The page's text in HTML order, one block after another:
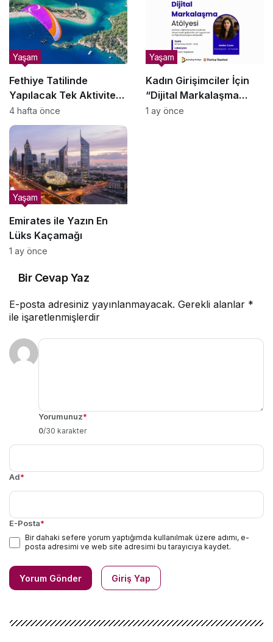
Fethiye Tatilinde
Yapılacak Tek Aktiviteyi
Seçecek Olsanız Neden
Yamaç Paraşütü Olmalı?
Yaşam
4 hafta önce
Kadın Girişimciler İçin
“Dijital Markalaşma
Atölyesi” Başlıyor
Yaşam
1 ay önce
Emirates ile Yazın En
Lüks Kaçamağı
Yaşam
1 ay önce
Bir Cevap Yaz
E-posta adresiniz yayınlanmayacak. Gerekli alanlar *
ile işaretlenmişlerdir
Yorumunuz*
0/30 karakter
Ad*
E-Posta*
Bir dahaki sefere yorum yaptığımda kullanılmak üzere adımı, e-
posta adresimi ve web site adresimi bu tarayıcıya kaydet.
Yorum Gönder Giriş Yap